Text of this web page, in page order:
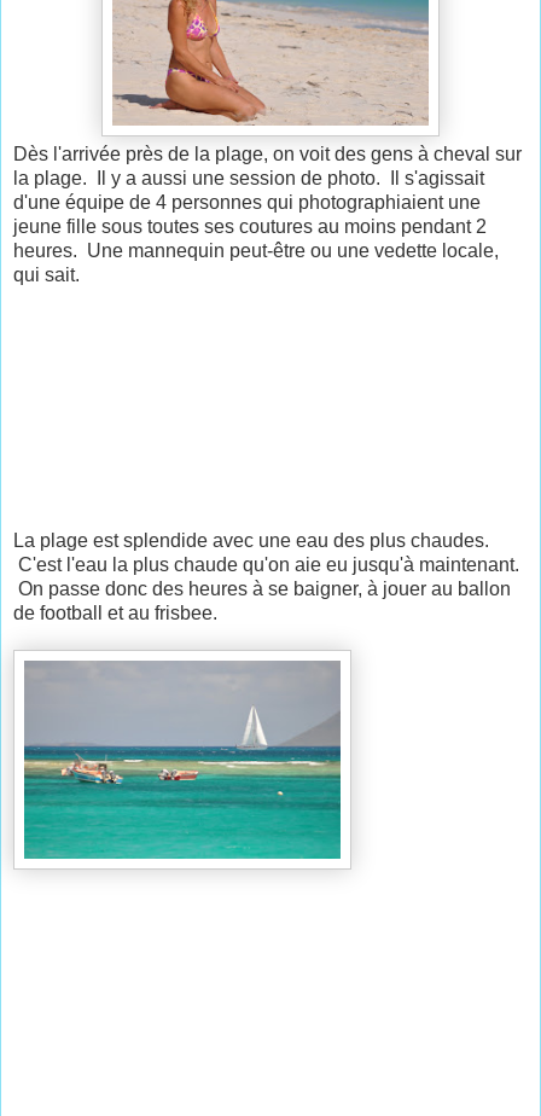
Dès l'arrivée près de la plage, on voit des gens à cheval sur
la plage. Il y a aussi une session de photo. Il s'agissait
d'une équipe de 4 personnes qui photographiaient une
jeune fille sous toutes ses coutures au moins pendant 2
heures. Une mannequin peut-être ou une vedette locale,
qui sait.
La plage est splendide avec une eau des plus chaudes.
C'est l'eau la plus chaude qu'on aie eu jusqu'à maintenant.
On passe donc des heures à se baigner, à jouer au ballon
de football et au frisbee.